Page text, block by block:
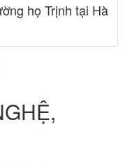
họ Trịnh tại Hà